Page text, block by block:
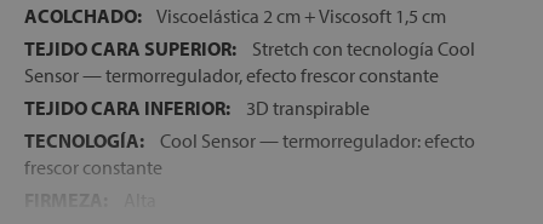
ACOLCHADO: Viscoelástica 2 cm + Viscosoft 1,5 cm
TEJIDO CARA SUPERIOR:
Stretch con tecnología Cool
Sensor — termorregulador, efecto frescor constante
TEJIDO CARA INFERIOR:
3D transpirable
TECNOLOGÍA:
Cool Sensor — termorregulador: efecto
frescor constante